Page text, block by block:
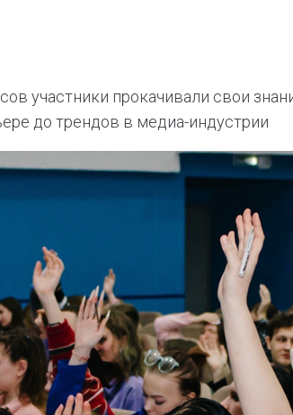
участники прокачивали свои
до трендов в медиа-индустрии